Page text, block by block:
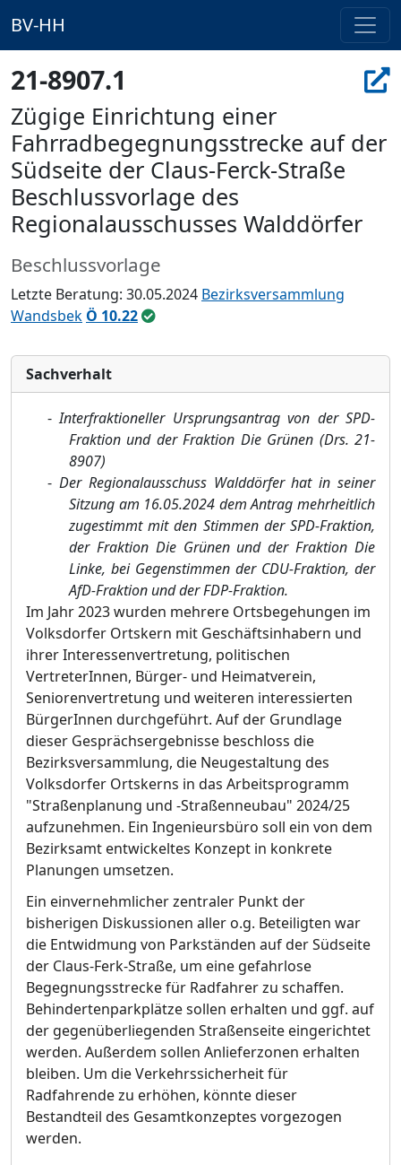
BV-HH
21-8907.1
Zügige Einrichtung einer
Fahrradbegegnungsstrecke auf der
Südseite der Claus-Ferck-Straße
Beschlussvorlage des
Regionalausschusses Walddörfer
Beschlussvorlage
Letzte Beratung: 30.05.2024 Bezirksversammlung
Wandsbek Ö 10.22
Sachverhalt
- Interfraktioneller Ursprungsantrag von der SPD-
Fraktion und der Fraktion Die Grünen (Drs. 21-
8907)
- Der Regionalausschuss Walddörfer hat in seiner
Sitzung am 16.05.2024 dem Antrag mehrheitlich
zugestimmt mit den Stimmen der SPD-Fraktion,
der Fraktion Die Grünen und der Fraktion Die
Linke, bei Gegenstimmen der CDU-Fraktion, der
AfD-Fraktion und der FDP-Fraktion.
Im Jahr 2023 wurden mehrere Ortsbegehungen im
Volksdorfer Ortskern mit Geschäftsinhabern und
ihrer Interessenvertretung, politischen
VertreterInnen, Bürger- und Heimatverein,
Seniorenvertretung und weiteren interessierten
BürgerInnen durchgeführt. Auf der Grundlage
dieser Gesprächsergebnisse beschloss die
Bezirksversammlung, die Neugestaltung des
Volksdorfer Ortskerns in das Arbeitsprogramm
"Straßenplanung und -Straßenneubau" 2024/25
aufzunehmen. Ein Ingenieursbüro soll ein von dem
Bezirksamt entwickeltes Konzept in konkrete
Planungen umsetzen.
Ein einvernehmlicher zentraler Punkt der
bisherigen Diskussionen aller o.g. Beteiligten war
die Entwidmung von Parkständen aufder Südseite
der Claus-Ferk-Straße, um eine gefahrlose
Begegnungsstrecke für Radfahrer zu schaffen.
Behindertenparkplätze sollen erhalten und ggf. auf
der gegenüberliegenden Straßenseite eingerichtet
werden. Außerdem sollen Anlieferzonen erhalten
bleiben. Um die Verkehrssicherheit für
Radfahrende zu erhöhen, könnte dieser
Bestandteil des Gesamtkonzeptes vorgezogen
werden.